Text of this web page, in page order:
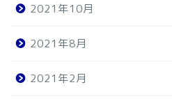
2021年10月
2021年8月
2021年2月